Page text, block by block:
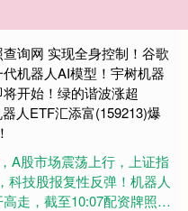
询网 实现全身控制！谷歌
机器人AI模型！宇树机器
将开始！绿的谐波涨超
人ETF汇添富(159213)爆
A股市场震荡上行，上证指
科技股报复性反弹！机器人
走，截至10:07配资牌照查